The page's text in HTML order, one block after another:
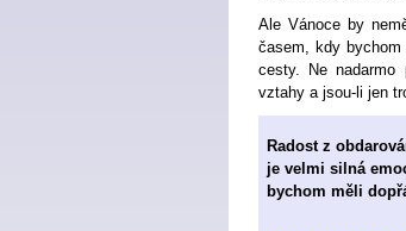
Ale Vánoce by
časem, kdy
cesty. Ne
vztahy a jsou-li jen
Radost z
je velmi silná
bychom měli